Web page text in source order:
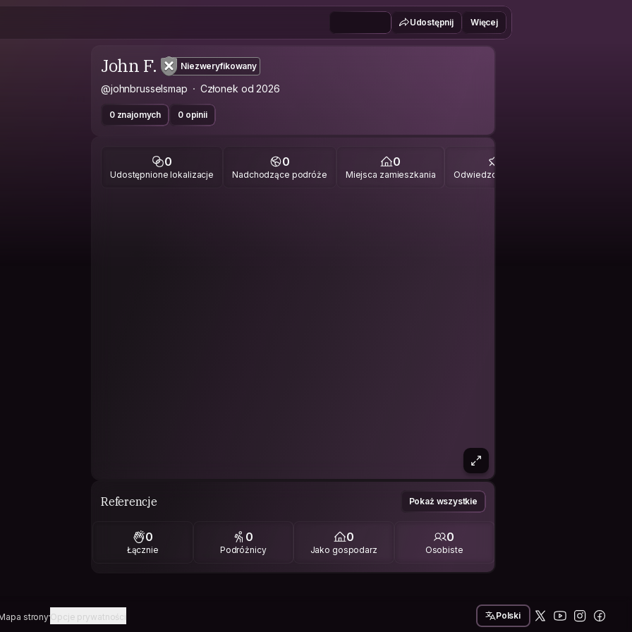
Udostępnij Więcej
John F. Niezweryfikowany
@johnbrusselsmap Członek od 2026
0 znajomych 0 opinii
0
Udostępnione lokalizacje
0
Nadchodzące podróże
0
Miejsca zamieszkania Odwiedzone miejsca
Referencje Pokaż wszystkie
0
Łącznie
0
Podróżnicy
0
Jako gospodarz
0
Osobiste
stronyOpcje prywatności Polski